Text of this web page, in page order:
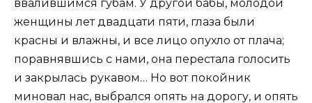
ввалившимся губам. У другой бабы, молодой
женщины лет двадцати пяти, глаза были
красны и влажны, и все лицо опухло от плача;
поравнявшись с нами, она перестала голосить
и закрылась рукавом… Но вот покойник
миновал нас, выбрался опять на дорогу, и опять